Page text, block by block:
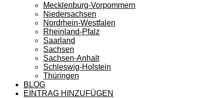
Mecklenburg-Vorpommern
Niedersachsen
Nordrhein-Westfalen
Rheinland-Pfalz
Saarland
Sachsen
Sachsen-Anhalt
Schleswig-Holstein
Thüringen
BLOG
EINTRAG HINZUFÜGEN